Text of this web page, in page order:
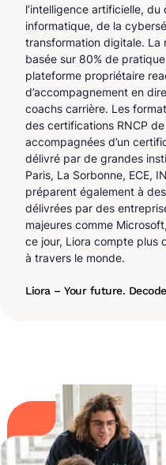
l’intelligence artificielle,
informatique, de la
transformation digitale.
basée sur 80% de
plateforme propriétaire
d’accompagnement en
coachs carrière. Les
des certifications RNCP
accompagnées d’un
délivré par de grandes
Paris, La Sorbonne, ECE,
préparent également à
délivrées par des
majeures comme
ce jour, Liora compte plus
à travers le monde.
Liora – Your future.